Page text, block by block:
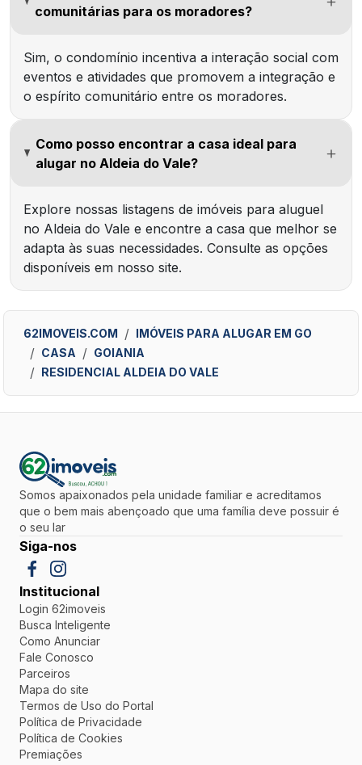
comunitárias para os moradores?
Sim, o condomínio incentiva a interação social com
eventos e atividades que promovem a integração e
o espírito comunitário entre os moradores.
Como posso encontrar a casa ideal para
alugar no Aldeia do Vale?
Explore nossas listagens de imóveis para aluguel
no Aldeia do Vale e encontre a casa que melhor se
adapta às suas necessidades. Consulte as opções
disponíveis em nosso site.
62IMOVEIS.COM
IMÓVEIS PARA ALUGAR EM GO
CASA
GOIANIA
RESIDENCIAL ALDEIA DO VALE
Somos apaixonados pela unidade familiar e acreditamos
que o bem mais abençoado que uma família deve possuir é
o seu lar
Siga-nos
Institucional
Login 62imoveis
Busca Inteligente
Como Anunciar
Fale Conosco
Parceiros
Mapa do site
Termos de Uso do Portal
Política de Privacidade
Política de Cookies
Premiações